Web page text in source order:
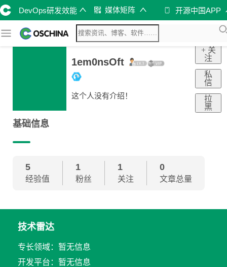
DevOps研发效能 媒体矩阵 开源中国APP
1em0nsOft
这个人没有介绍！
+ 关
注
私
信
拉
黑
基础信息
5
经验值
1
粉丝
1
关注
0
文章总量
技术雷达
专长领域：暂无信息
开发平台：暂无信息